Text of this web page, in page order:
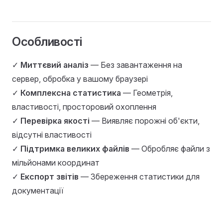
Особливості
✓ Миттєвий аналіз — Без завантаження на
сервер, обробка у вашому браузері
✓ Комплексна статистика — Геометрія,
властивості, просторовий охоплення
✓ Перевірка якості — Виявляє порожні об'єкти,
відсутні властивості
✓ Підтримка великих файлів — Обробляє файли з
мільйонами координат
✓ Експорт звітів — Збереження статистики для
документації